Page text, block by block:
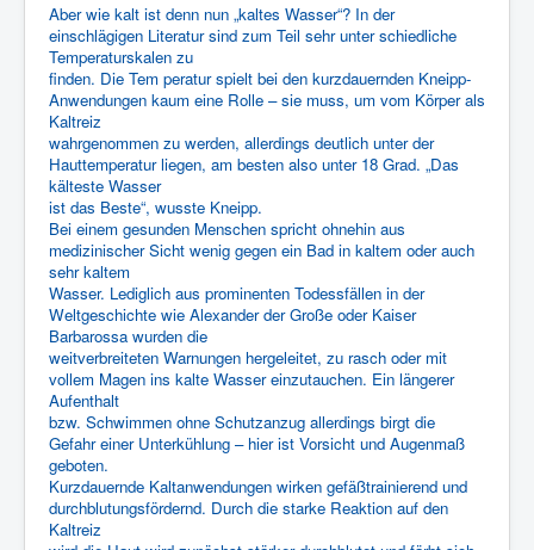
Aber wie kalt ist denn nun „kaltes Wasser“? In der
einschlägigen Literatur sind zum Teil sehr unter schiedliche
Temperaturskalen zu
finden. Die Tem peratur spielt bei den kurzdauernden Kneipp-
Anwendungen kaum eine Rolle – sie muss, um vom Körper als
Kaltreiz
wahrgenommen zu werden, allerdings deutlich unter der
Hauttemperatur liegen, am besten also unter 18 Grad. „Das
kälteste Wasser
ist das Beste“, wusste Kneipp.
Bei einem gesunden Menschen spricht ohnehin aus
medizinischer Sicht wenig gegen ein Bad in kaltem oder auch
sehr kaltem
Wasser. Lediglich aus prominenten Todessfällen in der
Weltgeschichte wie Alexander der Große oder Kaiser
Barbarossa wurden die
weitverbreiteten Warnungen hergeleitet, zu rasch oder mit
vollem Magen ins kalte Wasser einzutauchen. Ein längerer
Aufenthalt
bzw. Schwimmen ohne Schutzanzug allerdings birgt die
Gefahr einer Unterkühlung – hier ist Vorsicht und Augenmaß
geboten.
Kurzdauernde Kaltanwendungen wirken gefäßtrainierend und
durchblutungsfördernd. Durch die starke Reaktion auf den
Kaltreiz